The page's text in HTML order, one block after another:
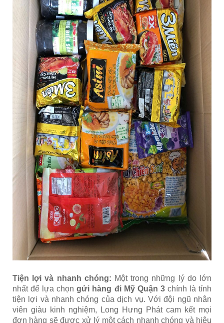
Tiện lợi và nhanh chóng: Một trong những lý do lớn
nhất để lựa chọngửi hàng đi Mỹ Quận 3chính là tính
tiện lợi và nhanh chóng của dịch vụ. Với đội ngũ nhân
viên giàu kinh nghiệm, Long Hưng Phát cam kết mọi
đơn hàng sẽ được xử lý một cách nhanh chóng và hiệu